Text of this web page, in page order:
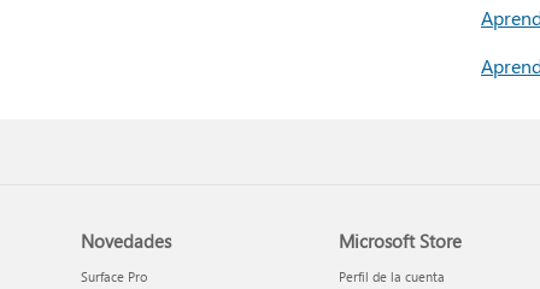
Novedades
Surface Pro
Microsoft Store
Perfil de la cuenta